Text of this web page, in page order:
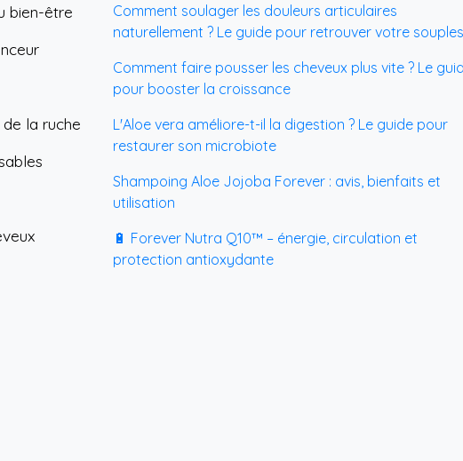
bien-être
la ruche
Comment soulager les douleurs articulaires
naturellement ? Le guide pour retrouver votre
Comment faire pousser les cheveux plus vite ? Le
pour booster la croissance
L'Aloe vera améliore-t-il la digestion ? Le guide pour
restaurer son microbiote
Shampoing Aloe Jojoba Forever : avis, bienfaits et
utilisation
🔋 Forever Nutra Q10™ – énergie, circulation et
protection antioxydante